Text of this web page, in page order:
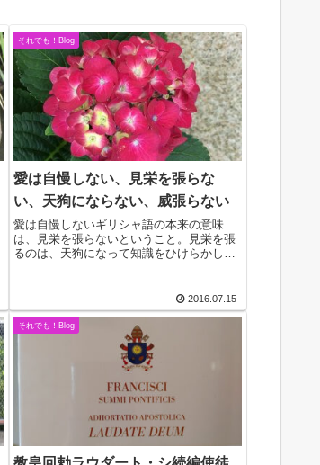
それでも！Blog
愛は自慢しない、見栄を張らな
い、天狗にならない、威張らない
愛は自慢しないギリシャ語の本来の意味
は、見栄を張らないということ。見栄を張
るのは、天狗になって知識をひけらかした
としないだけでなく他の人に話題を向けよ
うとします。つ...
2016.07.15
それでも！Blog